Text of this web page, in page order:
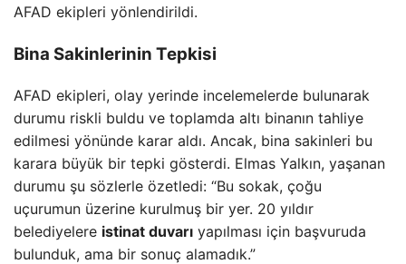
AFAD ekipleri yönlendirildi.
Bina Sakinlerinin Tepkisi
AFAD ekipleri, olay yerinde incelemelerde bulunarak
durumu riskli buldu ve toplamda altı binanın tahliye
edilmesi yönünde karar aldı. Ancak, bina sakinleri bu
karara büyük bir tepki gösterdi. Elmas Yalkın, yaşanan
durumu şu sözlerle özetledi: “Bu sokak, çoğu
uçurumun üzerine kurulmuş bir yer. 20 yıldır
belediyelere istinat duvarı yapılması için başvuruda
bulunduk, ama bir sonuç alamadık.”